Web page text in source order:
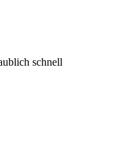
schnell